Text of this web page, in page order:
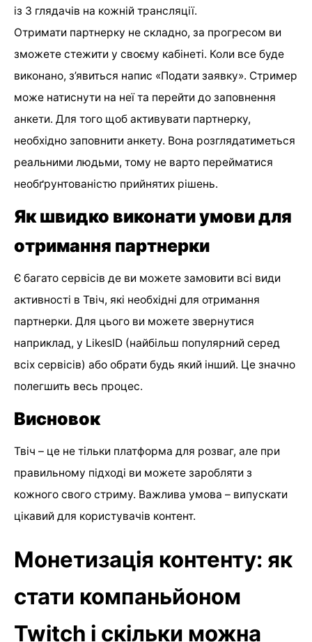
із 3 глядачів на кожній трансляції.
Отримати партнерку не складно, за прогресом ви
зможете стежити у своєму кабінеті. Коли все буде
виконано, з’явиться напис «Подати заявку». Стример
може натиснути на неї та перейти до заповнення
анкети. Для того щоб активувати партнерку,
необхідно заповнити анкету. Вона розглядатиметься
реальними людьми, тому не варто перейматися
необґрунтованістю прийнятих рішень.
Як швидко виконати умови для
отримання партнерки
Є багато сервісів де ви можете замовити всі види
активності в Твіч, які необхідні для отримання
партнерки. Для цього ви можете звернутися
наприклад, у LikesID (найбільш популярний серед
всіх сервісів) або обрати будь який інший. Це значно
полегшить весь процес.
Висновок
Твіч – це не тільки платформа для розваг, але при
правильному підході ви можете заробляти з
кожного свого стриму. Важлива умова – випускати
цікавий для користувачів контент.
Монетизація контенту: як
стати компаньйоном
Twitch і скільки можна